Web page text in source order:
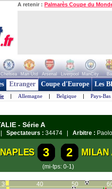
A retenir : Palmarès Coupe du
Chelsea Man Utd Arsenal Liverpool ManCity
Etranger Coupe d'Europe Les
| Allemagne | Belgique | Pays-Bas
- Série A
| Spectateurs : 34474 | Arbitre :
NAPLES 3 2 MILAN
(mi-tps: 0-1)
30 40 50